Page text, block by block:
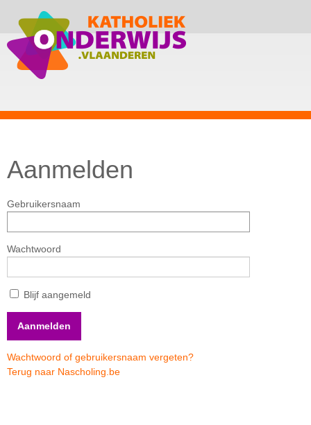
Aanmelden
Gebruikersnaam
Wachtwoord
Blijf aangemeld
Wachtwoord of gebruikersnaam vergeten?
Terug naar Nascholing.be